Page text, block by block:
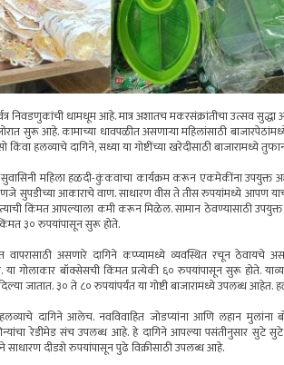
निवडणुकांची धामधूम आहे. मात्र अशातच मकरसंक्रांतीचा उत्सव
सुरू आहे. कामाच्या धावपळीत असणाऱ्या महिलांसाठी
हलव्याचे दागिने, सध्या या गोष्टींच्या खरेदीसाठी बाजारामध्ये
सुवासिनी महिला हळदी-कुंकवाचा कार्यक्रम करून एकमेकींना उपयुक्त
सुपडीच्या आकाराचे वाण. साधारण वीस ते तीस रुपयांमध्ये आपण
किंमत आपल्याला कमी करून मिळेल. सामान ठेवण्यासाठी उपयुक्त
३० रुपयांपासून सुरू होते.
वापरासाठी असणारे दागिने कप्प्यामध्ये व्यवस्थित रचून ठेवायचे
गोलाकार बॉक्सेसची किंमत प्रत्येकी ६० रुपयांपासून सुरू होते.
जातात. ३० ते ८० रुपयांपर्यंत या गोष्टी बाजारामध्ये उपलब्ध
दागिने आलेच. नवविवाहित जोडप्यांना आणि लहान मुलांना
रेडीमेड संच उपलब्ध आहे. हे दागिने आपल्या पसंतीनुसार
साधारण दीडशे रुपयांपासून पुढे विक्रीसाठी उपलब्ध आहे.